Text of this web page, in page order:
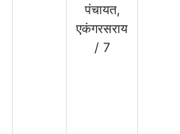
पंचायत,
एकंगरसराय
/ 7